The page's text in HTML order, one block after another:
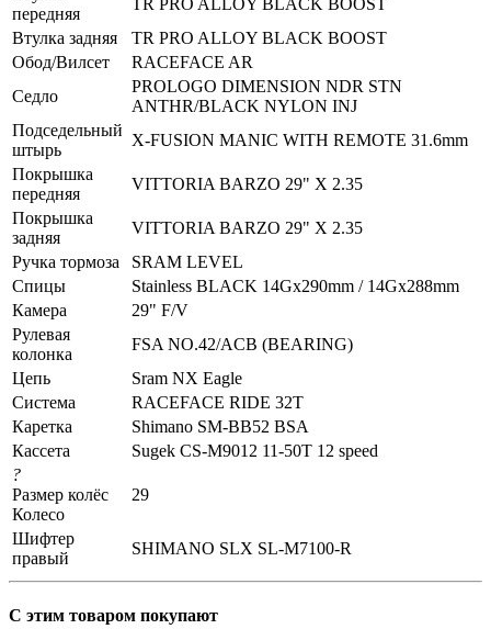
передняя
Втулка задняя
TR PRO ALLOY BLACK BOOST
Обод/Вилсет
RACEFACE AR
Седло
PROLOGO DIMENSION NDR STN
ANTHR/BLACK NYLON INJ
Подседельный
штырь
X-FUSION MANIC WITH REMOTE 31.6mm
Покрышка
передняя
VITTORIA BARZO 29" X 2.35
Покрышка
задняя
VITTORIA BARZO 29" X 2.35
Ручка тормоза
SRAM LEVEL
Спицы
Stainless BLACK 14Gx290mm / 14Gx288mm
Камера
29" F/V
Рулевая
колонка
FSA NO.42/ACB (BEARING)
Цепь
Sram NX Eagle
Система
RACEFACE RIDE 32T
Каретка
Shimano SM-BB52 BSA
Кассета
Sugek CS-M9012 11-50T 12 speed
?
Размер колёс
Колесо
29
Шифтер
правый
SHIMANO SLX SL-M7100-R
С этим товаром покупают